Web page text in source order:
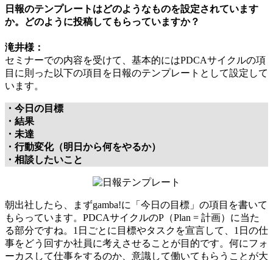
日報のテンプレートはどのようなものを設定されています
か。どのように投稿してもらっていますか？
滝井様：
セミナーでの内容を受けて、基本的にはPDCAサイクルの項
目に則った以下の項目を日報のテンプレートとして設定して
います。
・今日の目標
・結果
・未達
・行動変化（明日から何をやるか）
・相談したいこと
朝出社したら、まずgamba!に「今日の目標」の項目を書いて
もらっています。PDCAサイクルのP（Plan = 計画）に当た
る部分ですね。1日ごとに目標やタスクを宣言して、1日の仕
事をどう回すか社員に考えさせることが目的です。何にフォ
ーカスして仕事をするのか、意識して働いてもらうことが大